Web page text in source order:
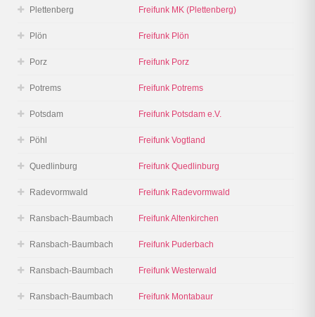
Plettenberg Freifunk MK (Plettenberg)
Plön Freifunk Plön
Porz Freifunk Porz
Potrems Freifunk Potrems
Potsdam Freifunk Potsdam e.V.
Pöhl Freifunk Vogtland
Quedlinburg Freifunk Quedlinburg
Radevormwald Freifunk Radevormwald
Ransbach-Baumbach Freifunk Altenkirchen
Ransbach-Baumbach Freifunk Puderbach
Ransbach-Baumbach Freifunk Westerwald
Ransbach-Baumbach Freifunk Montabaur